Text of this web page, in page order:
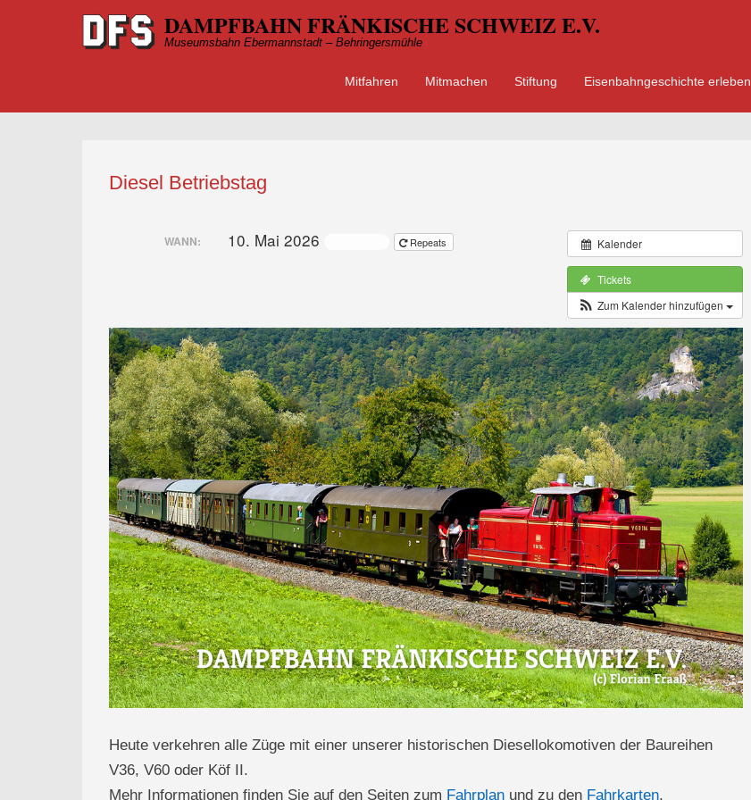
DAMPFBAHN FRÄNKISCHE SCHWEIZ E.V.
Museumsbahn Ebermannstadt – Behringersmühle
Primärmenü
Zum Inhalt springen
Mitfahren Mitmachen Stiftung Eisenbahngeschichte erleben
Diesel Betriebstag
Kalender
Tickets
Zum Kalender hinzufügen
WANN: 10. Mai 2026 Repeats
Heute verkehren alle Züge mit einer unserer historischen Diesellokomotiven der Baureihen
V36, V60 oder Köf II.
Mehr Informationen finden Sie auf den Seiten zum Fahrplan und zu den Fahrkarten.